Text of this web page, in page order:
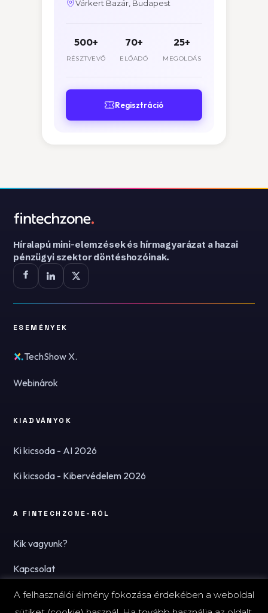
Várkert Bazár, Budapest
500+
RÉSZTVEVŐ
70+
ELŐADÓ
25+
MEGOLDÁS
Regisztráció
Híralapú mini-elemzések és hírmagyarázat a hazai
pénzügyi szektor döntéshozóinak.
ESEMÉNYEK
TechShow X.
Webinárok
KIADVÁNYOK
Ki kicsoda - AI 2026
Ki kicsoda - Kibervédelem 2026
A FINTECHZONE-RÓL
Kik vagyunk?
Kapcsolat
Hírlevél
A felhasználói élmény fokozása érdekében a weboldal